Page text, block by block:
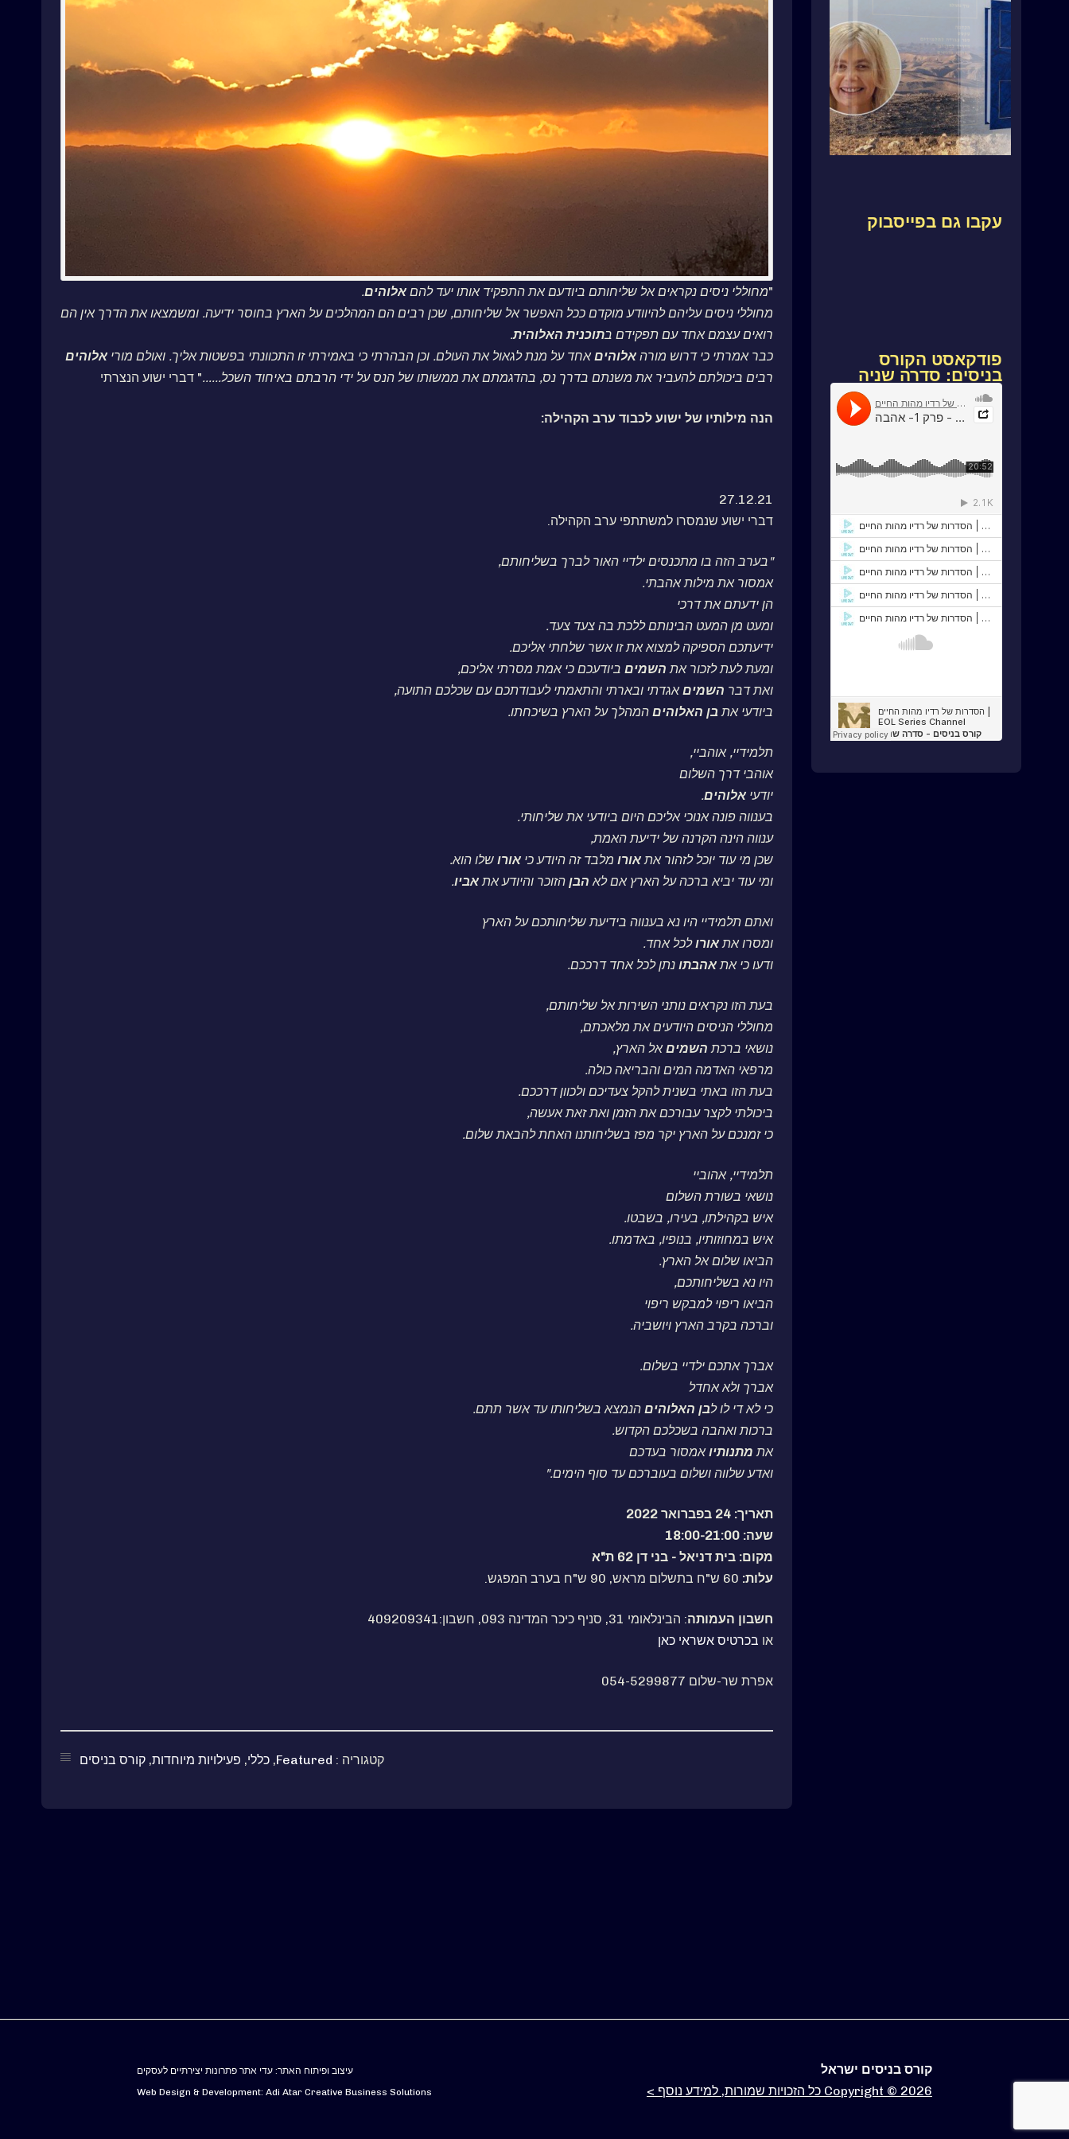
"מחוללי ניסים נקראים אל שליחותם ביודעם את התפקיד אותו יעד להם אלוהים.
מחוללי ניסים עליהם להיוודע מוקדם ככל האפשר אל שליחותם, שכן רבים הם המהלכים על הארץ בחוסר ידיעה. ומשמצאו את הדרך אין הם
רואים עצמם אחד עם תפקידם בתוכנית האלוהית.
כבר אמרתי כי דרוש מורה אלוהיםאחד על מנת לגאול את העולם. וכן הבהרתי כי באמירתי זו התכוונתי בפשטות אליך. ואולם מורי אלוהים
רבים ביכולתם להעביר את משנתם בדרך נס, בהדגמתם את ממשותו של הנס על ידי הרבתם באיחוד השכל......" דברי ישוע הנצרתי
הנה מילותיו של ישוע לכבוד ערב הקהילה:
27.12.21
דברי ישוע שנמסרו למשתתפי ערב הקהילה.
"בערב הזה בו מתכנסים ילדיי האור לברך בשליחותם,
אמסור את מילות אהבתי.
הן ידעתם את דרכי
ומעט מן המעט הבינותם ללכת בה צעד צעד.
ידיעתכם הספיקה למצוא את זו אשר שלחתי אליכם.
ומעת לעת לזכור את השמים ביודעכם כי אמת מסרתי אליכם,
ואת דבר השמיםאגדתי ובארתי והתאמתי לעבודתכם עם שכלכם התועה,
ביודעי אתבן האלוהים המהלך על הארץ בשיכחתו.
תלמידיי, אוהביי,
אוהבי דרך השלום
יודעי אלוהים.
בענווה פונה אנוכי אליכם היום ביודעי את שליחותי.
ענווה הינה הקרנה של ידיעת האמת,
שכן מי עוד יוכל לזהור אתאורו מלבד זה היודע כי אורו שלו הוא.
ומי עוד יביא ברכה על הארץ אם לא הבן הזוכר והיודע אתאביו.
ואתם תלמידיי היו נא בענווה בידיעת שליחותכם על הארץ
ומסרו אתאורולכל אחד.
ודעו כי אתאהבתו נתן לכל אחד דרככם.
בעת הזו נקראים נותני השירות אל שליחותם,
מחוללי הניסים היודעים את מלאכתם,
נושאי ברכת השמיםאל הארץ,
מרפאי האדמה המים והבריאה כולה.
בעת הזו באתי בשנית להקל צעדיכם ולכוון דרככם.
ביכולתי לקצר עבורכם את הזמן ואת זאת אעשה,
כי זמנכם על הארץ יקר מפז בשליחותנו האחת להבאת שלום.
תלמידיי, אהוביי
נושאי בשורת השלום
איש בקהילתו, בעירו, בשבטו.
איש במחוזותיו, בנופיו, באדמתו.
הביאו שלום אל הארץ.
היו נא בשליחותכם,
הביאו ריפוי למבקש ריפוי
וברכה בקרב הארץ ויושביה.
אברך אתכם ילדיי בשלום.
אברך ולא אחדל
כי לא די לו לבן האלוהים הנמצא בשליחותו עד אשר תתם.
ברכות ואהבה בשכלכם הקדוש.
את מתנותיואמסור בעדכם
ואדע שלווה ושלום בעוברכם עד סוף הימים."
תאריך: 24 בפברואר 2022
שעה: 18:00-21:00
מקום: בית דניאל - בני דן 62 ת"א
עלות: 60 ש"ח בתשלום מראש, 90 ש"ח בערב המפגש.
חשבון העמותה: הבינלאומי 31, סניף כיכר המדינה 093, חשבון:409209341
או בכרטיס אשראי כאן
אפרת שר-שלום 054-5299877
קטגוריה : Featured
, כללי, פעילויות מיוחדות, קורס בניסים
עקבו גם בפייסבוק
פודקאסט הקורס
בניסים: סדרה שניה
עיצוב ופיתוח האתר: עדי אתר פתרונות יצירתיים לעסקים
Web Design & Development: Adi Atar Creative Business Solutions
קורס בניסים ישראל
Copyright © 2026 כל הזכויות שמורות, למידע נוסף >